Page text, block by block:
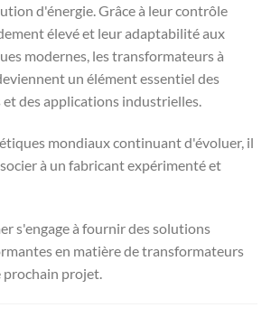
d'énergie. Grâce à leur contrôle
élevé et leur adaptabilité aux
modernes, les transformateurs à
un élément essentiel des
des applications industrielles.
mondiaux continuant d'évoluer, il
à un fabricant expérimenté et
s'engage à fournir des solutions
en matière de transformateurs
projet.